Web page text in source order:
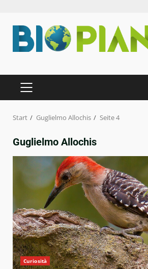
Inhalt
springen
PRIMÄRES
MENÜ
Start Guglielmo Allochis Seite 4
Guglielmo Allochis
Curiosità